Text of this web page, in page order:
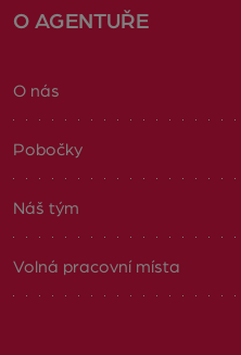
O AGENTUŘE
O nás
Pobočky
Náš tým
Volná pracovní místa